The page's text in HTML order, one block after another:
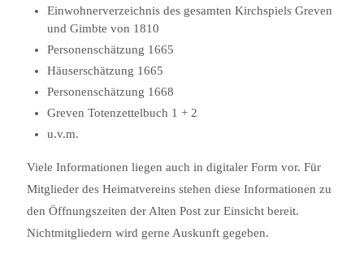
Einwohnerverzeichnis des gesamten Kirchspiels Greven
und Gimbte von 1810
Personenschätzung 1665
Häuserschätzung 1665
Personenschätzung 1668
Greven Totenzettelbuch 1 + 2
u.v.m.
Viele Informationen liegen auch in digitaler Form vor. Für
Mitglieder des Heimatvereins stehen diese Informationen zu
den Öffnungszeiten der Alten Post zur Einsicht bereit.
Nichtmitgliedern wird gerne Auskunft gegeben.